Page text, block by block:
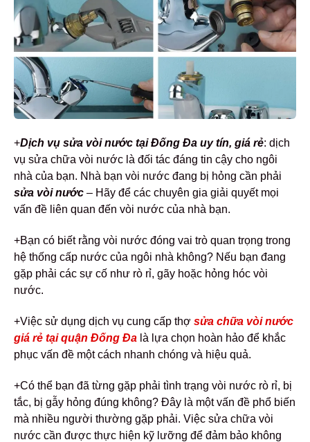
+Dịch vụ sửa vòi nước tại Đống Đa uy tín, giá rẻ: dịch
vụ sửa chữa vòi nước là đối tác đáng tin cậy cho ngôi
nhà của bạn. Nhà bạn vòi nước đang bị hỏng cần phải
sửa vòi nước – Hãy để các chuyên gia giải quyết mọi
vấn đề liên quan đến vòi nước của nhà bạn.
+Bạn có biết rằng vòi nước đóng vai trò quan trọng trong
hệ thống cấp nước của ngôi nhà không? Nếu bạn đang
gặp phải các sự cố như rò rỉ, gãy hoặc hỏng hóc vòi
nước.
+Việc sử dụng dịch vụ cung cấp thợ sửa chữa vòi nước
giá rẻ tại quận Đống Đa là lựa chọn hoàn hảo để khắc
phục vấn đề một cách nhanh chóng và hiệu quả.
+Có thể bạn đã từng gặp phải tình trạng vòi nước rò rỉ, bị
tắc, bị gẫy hỏng đúng không? Đây là một vấn đề phổ biến
mà nhiều người thường gặp phải. Việc sửa chữa vòi
nước cần được thực hiện kỹ lưỡng để đảm bảo không